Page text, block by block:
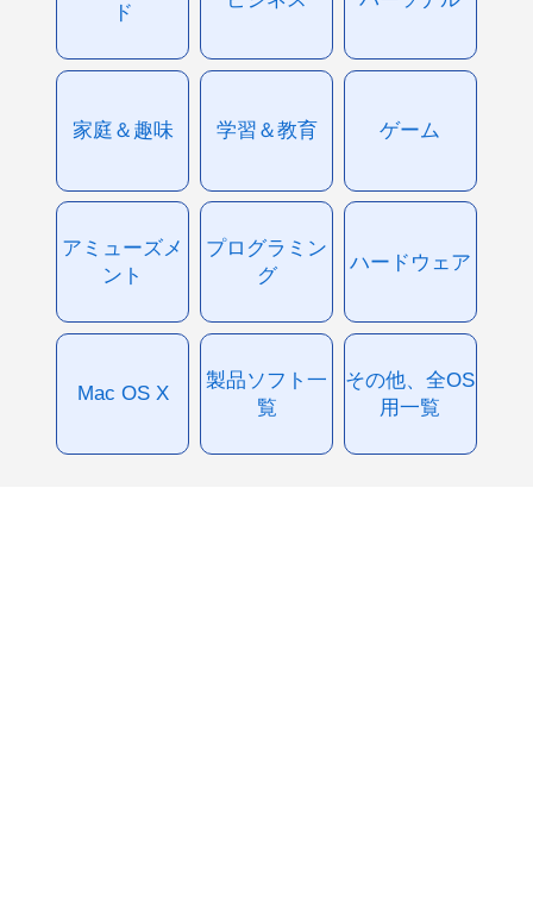
ド
家庭＆趣味 学習＆教育 ゲーム
アミューズメ
ント
プログラミン
グ
ハードウェア
Mac OS X
製品ソフト一
覧
その他、全OS
用一覧